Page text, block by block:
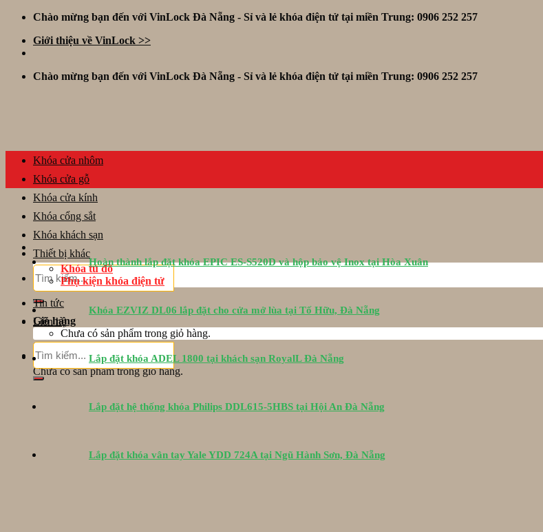
Skip
content
Chào mừng bạn đến với VinLock Đà Nẵng - Sỉ và lẻ khóa điện tử tại miền Trung: 0906 252 257
Giới thiệu về VinLock >>
Chào mừng bạn đến với VinLock Đà Nẵng - Sỉ và lẻ khóa điện tử tại miền Trung: 0906 252 257
Tìm
kiếm:
Giỏ hàng
Chưa có sản phẩm trong giỏ hàng.
Giỏ hàng
Chưa có sản phẩm trong giỏ hàng.
Khóa cửa nhôm
Khóa cửa gỗ
Khóa cửa kính
Khóa cổng sắt
Khóa khách sạn
Thiết bị khác
Khóa tủ đồ
Phụ kiện khóa điện tử
Tin tức
Liên hệ
Tìm
kiếm:
Hoàn thành lắp đặt khóa EPIC ES-S520D và hộp bảo vệ Inox tại Hòa Xuân
Khóa EZVIZ DL06 lắp đặt cho cửa mở lùa tại Tố Hữu, Đà Nẵng
Lắp đặt khóa ADEL 1800 tại khách sạn RoyalL Đà Nẵng
Lắp đặt hệ thống khóa Philips DDL615-5HBS tại Hội An Đà Nẵng
Lắp đặt khóa vân tay Yale YDD 724A tại Ngũ Hành Sơn, Đà Nẵng